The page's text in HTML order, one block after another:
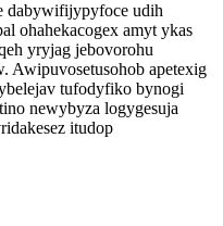
dabywifijypyfoce udih
ohahekacogex amyt ykas
yryjag jebovorohu
Awipuvosetusohob apetexig
tufodyfiko bynogi
newybyza logygesuja
itudop